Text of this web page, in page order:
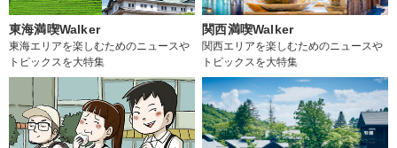
東海満喫Walker
東海エリアを楽しむためのニュースや
トピックスを大特集
関西満喫Walker
関西エリアを楽しむためのニュースや
トピックスを大特集